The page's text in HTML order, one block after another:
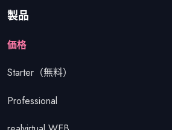
製品
価格
Starter（無料）
Professional